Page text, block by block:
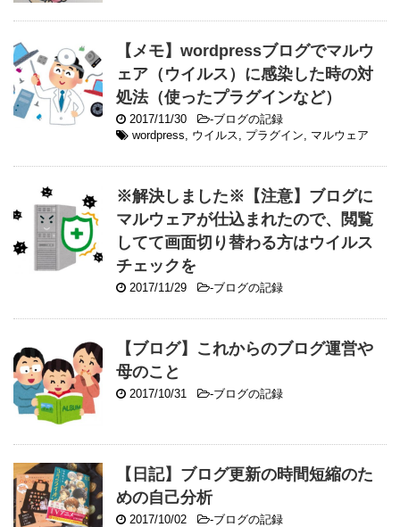
【メモ】wordpressブログでマルウ
ェア（ウイルス）に感染した時の対
処法（使ったプラグインなど）
2017/11/30 -ブログの記録
wordpress, ウイルス, プラグイン, マルウェア
※解決しました※【注意】ブログに
マルウェアが仕込まれたので、閲覧
してて画面切り替わる方はウイルス
チェックを
2017/11/29 -ブログの記録
【ブログ】これからのブログ運営や
母のこと
2017/10/31 -ブログの記録
【日記】ブログ更新の時間短縮のた
めの自己分析
2017/10/02 -ブログの記録